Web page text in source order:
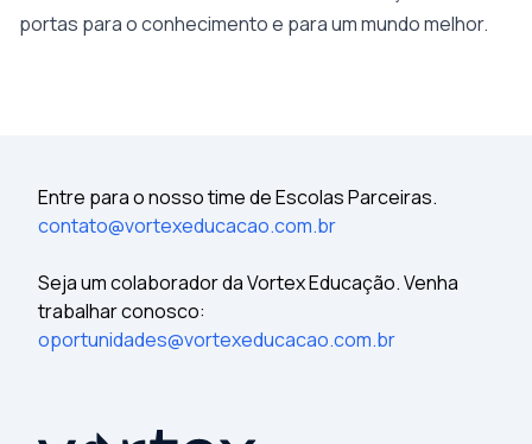
portas para o conhecimento e para um mundo melhor.
Entre para o nosso time de Escolas Parceiras.
contato@vortexeducacao.com.br
Seja um colaborador da Vortex Educação. Venha
trabalhar conosco:
oportunidades@vortexeducacao.com.br